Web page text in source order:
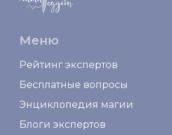
Меню
Рейтинг экспертов
Бесплатные вопросы
Энциклопедия магии
Блоги экспертов